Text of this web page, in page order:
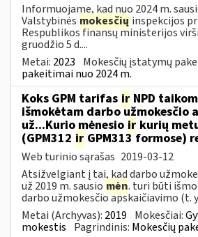
Informuojame, kad nuo 2024 m.
Valstybinės mokesčių inspekcijos
Respublikos finansų ministerijos
gruodžio 5 d....
Metai: 2023 Mokesčių įstatymų
pakeitimai nuo 2024 m.
Koks GPM tarifas ir NPD
išmokėtam darbo užmokesčio
už...Kurio mėnesio ir kurių
(GPM312 ir GPM313 formose)
Web turinio sąrašas 2019-03-12
Atsižvelgiant į tai, kad darbo
už 2019 m. sausio mėn. turi būti
darbo užmokesčio apskaičiavimo (t.
Metai (Archyvas): 2019 Mokesčiai:
mokestis Pagrindinis: Mokesčių